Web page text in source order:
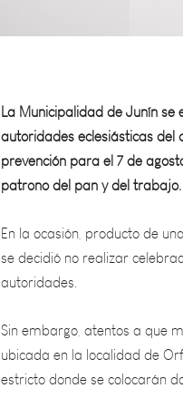
autoridades eclesiásticas
prevención para el 7 de
patrono del pan y del trabajo.
En la ocasión, producto de
se decidió no realizar
autoridades.
Sin embargo, atentos a que
ubicada en la localidad de
estricto donde se colocarán
objetivo de evitar